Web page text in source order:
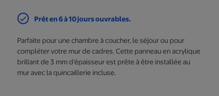
Prêt en 6 à 10 jours ouvrables.
Parfaite pour une chambre à coucher, le séjour ou pour
compléter votre mur de cadres. Cette panneau en acrylique
brillant de 3 mm d’épaisseur est prête à être installée au
mur avec la quincaillerie incluse.